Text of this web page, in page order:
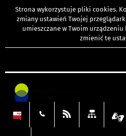
Strona wykorzystuje pliki cookies.
zmiany ustawień Twojej
umieszczane w Twoim urządzeniu
zmienić te